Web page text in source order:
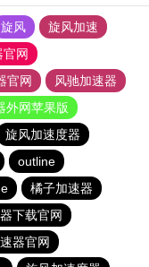
旋风
旋风加速
网
官网
风驰加速器
外网苹果版
旋风加速度器
outline
橘子加速器
下载官网
器官网